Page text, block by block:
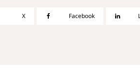
X Facebook